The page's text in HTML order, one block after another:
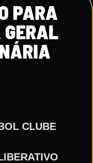
PARA
CLUBE